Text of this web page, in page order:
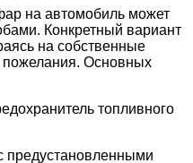
на автомобиль может
Конкретный вариант
на собственные
пожелания. Основных
топливного
предустановленными